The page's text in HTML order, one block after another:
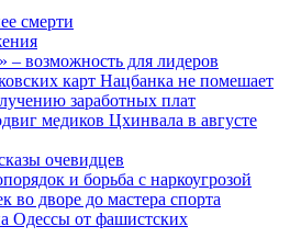
смерти
– возможность для лидеров
карт Нацбанка не помешает
заработных плат
медиков Цхинвала в августе
очевидцев
и борьба с наркоугрозой
во дворе до мастера спорта
Одессы от фашистских